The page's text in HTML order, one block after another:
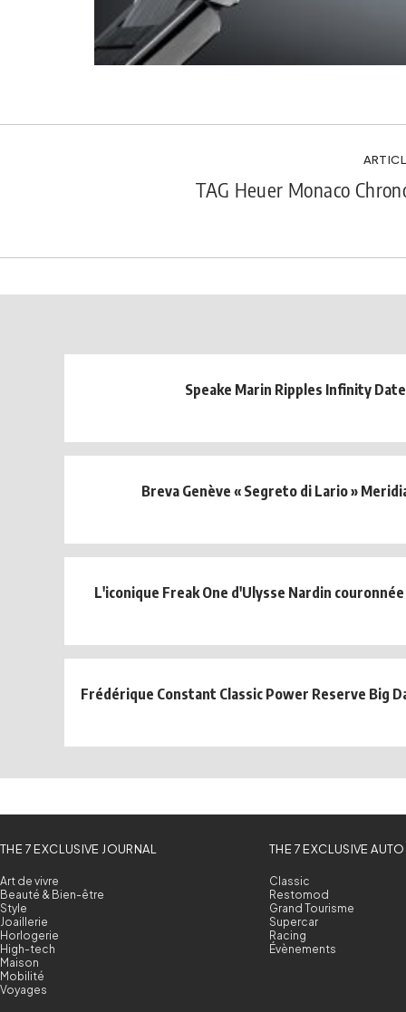
TAG Heuer Monaco
Speake Marin Ripples Infinity Date
Breva Genève « Segreto di Lario »
L'iconique Freak One d'Ulysse Nardin couronnée
Frédérique Constant Classic Power Reserve Big
THE 7 EXCLUSIVE JOURNAL
Art de vivre
Beauté & Bien-être
Style
Joaillerie
Horlogerie
High-tech
Maison
Mobilité
Voyages
THE 7 EXCLUSIVE AUTO
Classic
Restomod
Grand Tourisme
Supercar
Racing
Évènements